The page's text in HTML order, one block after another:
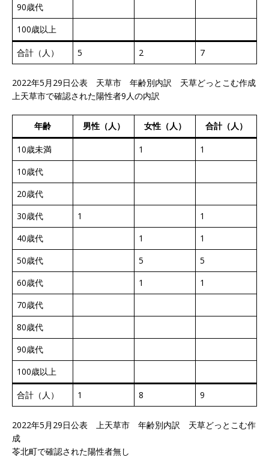
90歳代
100歳以上
合計（人） 5 2 7
2022年5月29日公表 天草市 年齢別内訳 天草どっとこむ作成
上天草市で確認された陽性者9人の内訳
年齢 男性（人） 女性（人） 合計（人）
10歳未満 1
1
10歳代
20歳代
30歳代
1
1
40歳代
1
1
50歳代
5
5
60歳代
1
1
70歳代
80歳代
90歳代
100歳以上
合計（人） 1 8 9
2022年5月29日公表 上天草市 年齢別内訳 天草どっとこむ作
成
苓北町で確認された陽性者無し